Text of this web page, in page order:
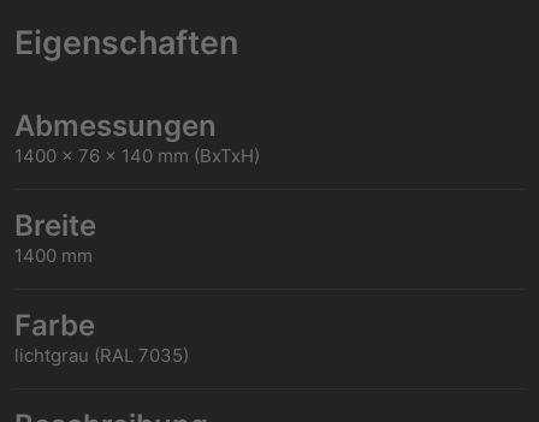
Eigenschaften
Abmessungen
1400 x 76 x 140 mm (BxTxH)
Breite
1400 mm
Farbe
lichtgrau (RAL 7035)